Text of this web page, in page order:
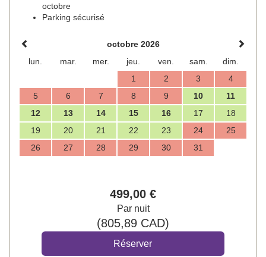
octobre
Parking sécurisé
octobre 2026
lun.
mar. mer. jeu. ven. sam.
dim.
1
2 3
4
5
6 7 8 9 10
11
12
13 14 15 16 17
18
19
20 21 22 23 24
25
26
27 28 29 30 31
499,00 €
Par nuit
(805,89 CAD)